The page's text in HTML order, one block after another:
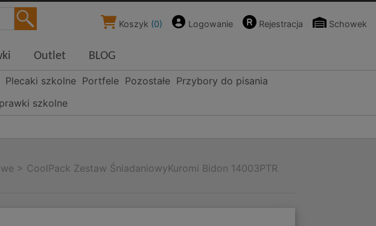
Koszyk (0) Logowanie Rejestracja Schowek
Outlet BLOG
Plecaki szkolne Portfele Pozostałe Przybory do pisania
szkolne
> CoolPack Zestaw ŚniadaniowyKuromi Bidon 14003PTR